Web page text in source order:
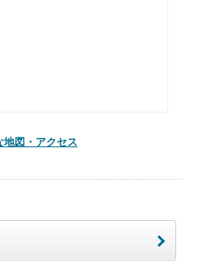
地図・アクセス